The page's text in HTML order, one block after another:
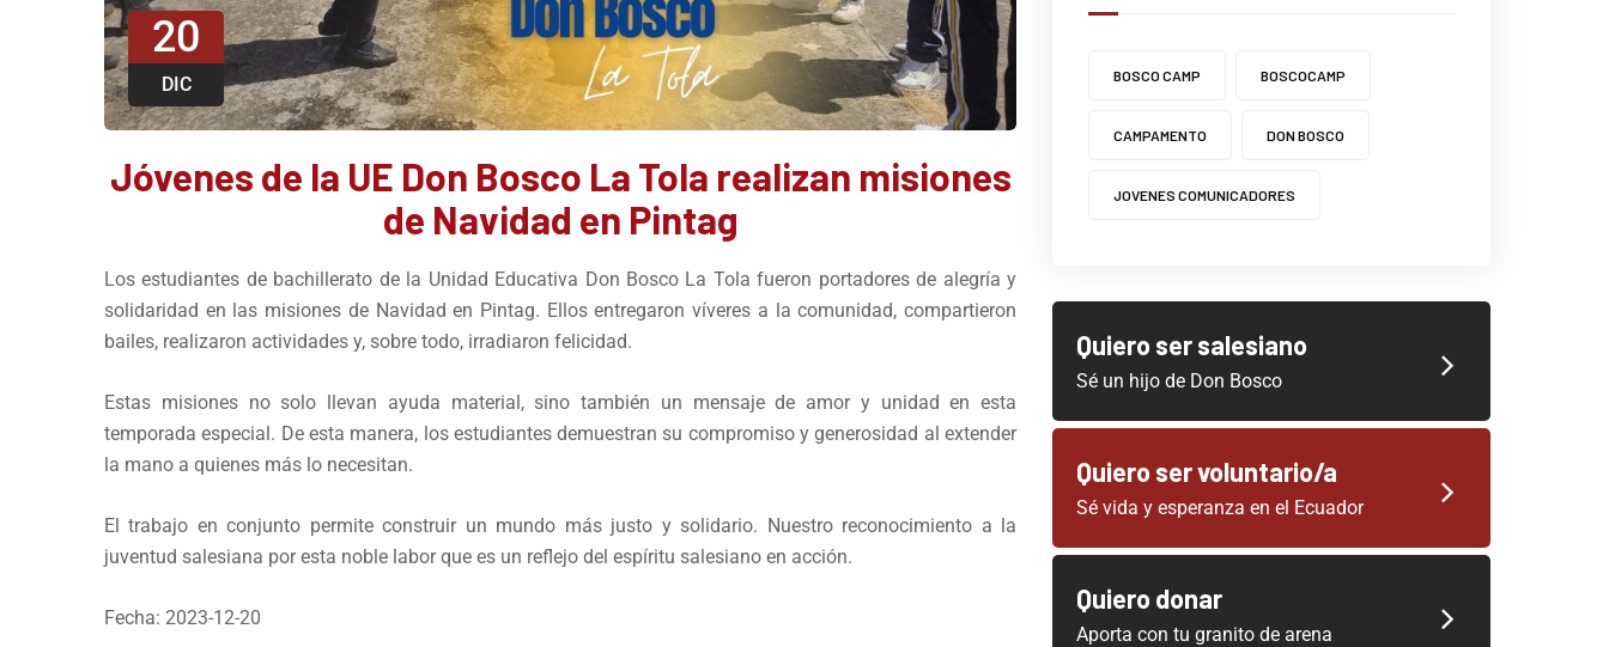
20
DIC
Jóvenes de la UE Don Bosco La Tola realizan misiones
de Navidad en Pintag
Los estudiantes de bachillerato de la Unidad Educativa Don Bosco La Tola fueron portadores de alegría y
solidaridad en las misiones de Navidad en Pintag. Ellos entregaron víveres a la comunidad, compartieron
bailes, realizaron actividades y, sobre todo, irradiaron felicidad.
Estas misiones no solo llevan ayuda material, sino también un mensaje de amor y unidad en esta
temporada especial. De esta manera, los estudiantes demuestran su compromiso y generosidad al extender
la mano a quienes más lo necesitan.
El trabajo en conjunto permite construir un mundo más justo y solidario. Nuestro reconocimiento a la
juventud salesiana por esta noble labor que es un reflejo del espíritu salesiano en acción.
Fecha: 2023-12-20
BOSCO CAMP BOSCOCAMP
CAMPAMENTO DON BOSCO
JOVENES COMUNICADORES
Quiero ser salesiano
Sé un hijo de Don Bosco
Quiero ser voluntario/a
Sé vida y esperanza en el Ecuador
Quiero donar
Aporta con tu granito de arena